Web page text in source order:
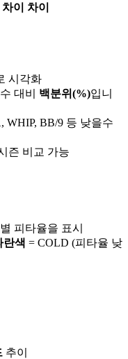
이
차이
시각화
대비 백분위(%)입니
WHIP, BB/9 등 낮을수
즌 비교 가능
피타율을 표시
란색 = COLD (피타율 낮
추이